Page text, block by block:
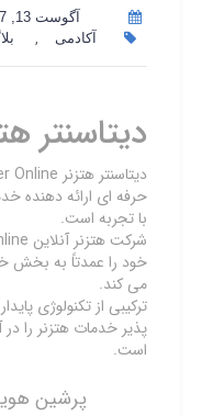
آگوست 13, 2017
آکادمی
,
دیتاسنتر
حرفه ای ارائه دهنده
با تجربه است.
خود را عمدتاً به بخش
می کند.
ترکیبی از تکنولوژی
پذیر خدمات هتزنر را
است.
پرشین